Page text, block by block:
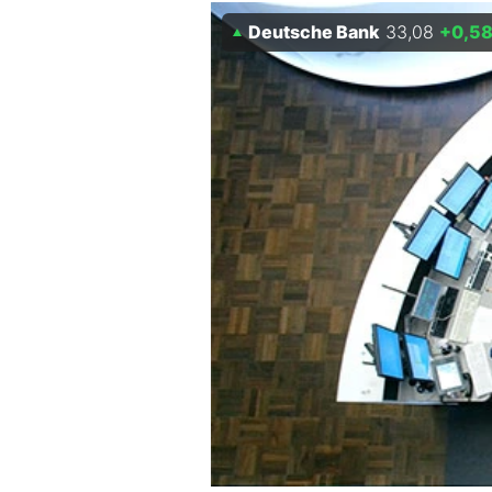
Experten
Mein B:O
Mein Konto
Folgen Sie uns
Kontakt
Deutsche Bank 33,08 +0,58